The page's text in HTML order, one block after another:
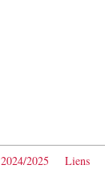
2025 Liens